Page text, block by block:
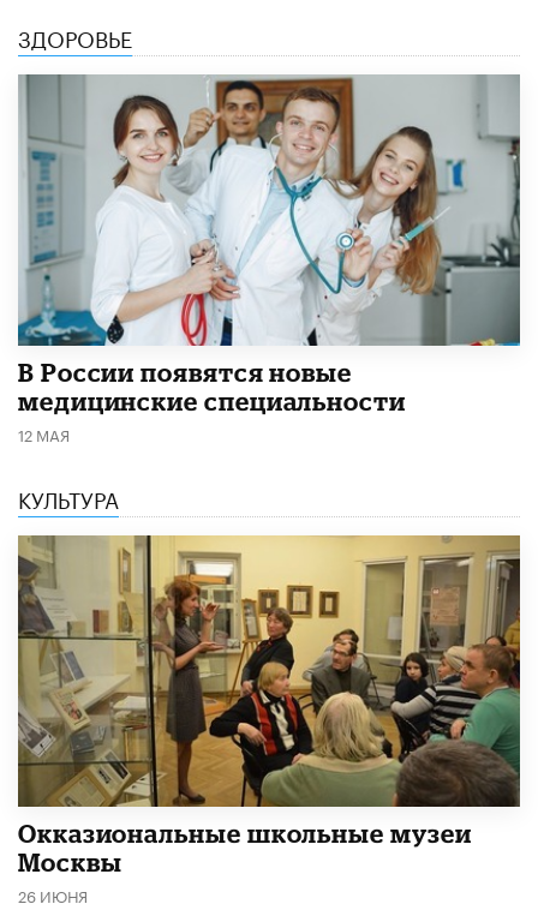
ЗДОРОВЬЕ
В России появятся новые
медицинские специальности
12 МАЯ
КУЛЬТУРА
​Окказиональные школьные музеи
Москвы
26 ИЮНЯ